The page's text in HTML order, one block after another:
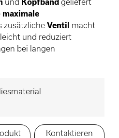
maximale
zusätzliche Ventil macht
und reduziert
bei langen
Kontaktieren